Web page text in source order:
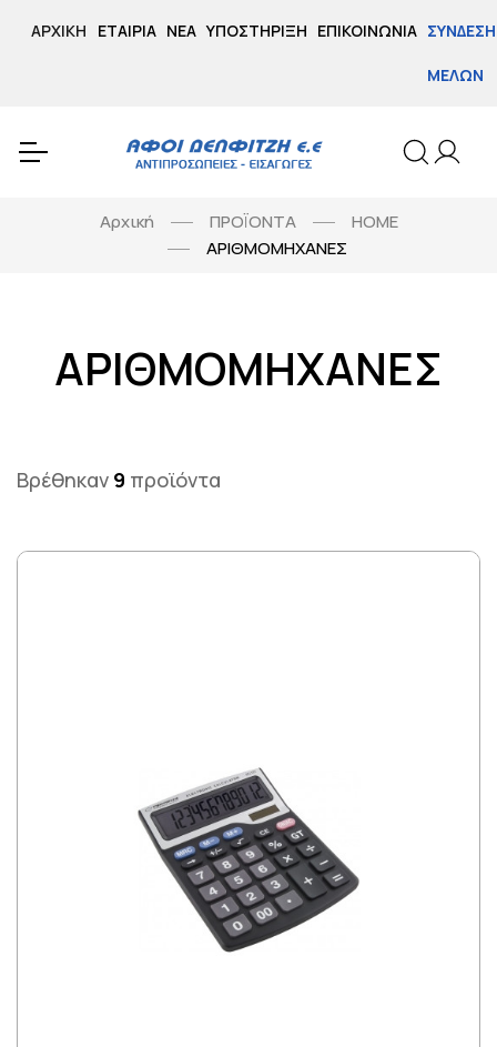
ΑΡΧΙΚΉ ΕΤΑΙΡΊΑ ΝΈΑ ΥΠΟΣΤΉΡΙΞΗ ΕΠΙΚΟΙΝΩΝΊΑ ΣΎΝΔΕΣΗ
ΜΕΛΏΝ
Αρχική ΠΡΟΪΟΝΤΑ
HOME
ΑΡΙΘΜΟΜΗΧΑΝΕΣ
ΑΡΙΘΜΟΜΗΧΑΝΕΣ
Βρέθηκαν 9 προϊόντα